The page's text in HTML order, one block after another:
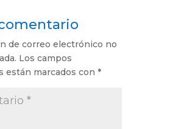
de correo electrónico no
Los campos
están marcados con *